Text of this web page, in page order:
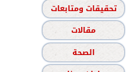
تحقيقات ومتابعات
مقالات
الصحة